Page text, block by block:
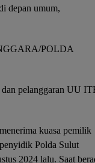
depan umum,
POLDA
pelanggaran UU
kuasa pemilik
Polda Sulut
2024 lalu. Saat